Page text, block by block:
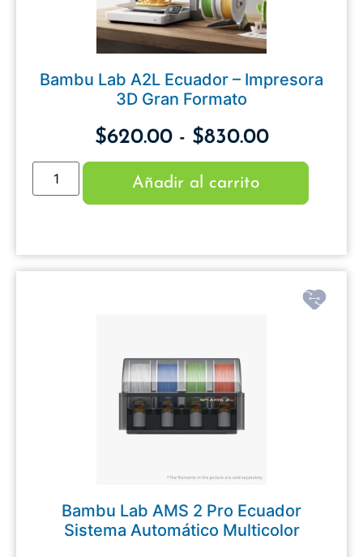
Bambu Lab A2L Ecuador – Impresora
3D Gran Formato
$620.00 - $830.00
Añadir al carrito
Bambu Lab AMS 2 Pro Ecuador
Sistema Automático Multicolor